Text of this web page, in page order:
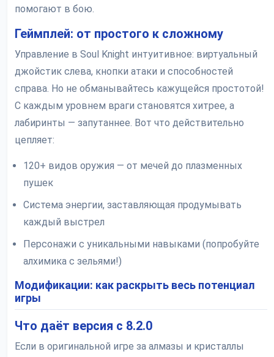
помогают в бою.
Геймплей: от простого к сложному
Управление в Soul Knight интуитивное: виртуальный
джойстик слева, кнопки атаки и способностей
справа. Но не обманывайтесь кажущейся простотой!
С каждым уровнем враги становятся хитрее, а
лабиринты — запутаннее. Вот что действительно
цепляет:
120+ видов оружия — от мечей до плазменных
пушек
Система энергии, заставляющая продумывать
каждый выстрел
Персонажи с уникальными навыками (попробуйте
алхимика с зельями!)
Модификации: как раскрыть весь потенциал
игры
Что даёт версия с 8.2.0
Если в оригинальной игре за алмазы и кристаллы